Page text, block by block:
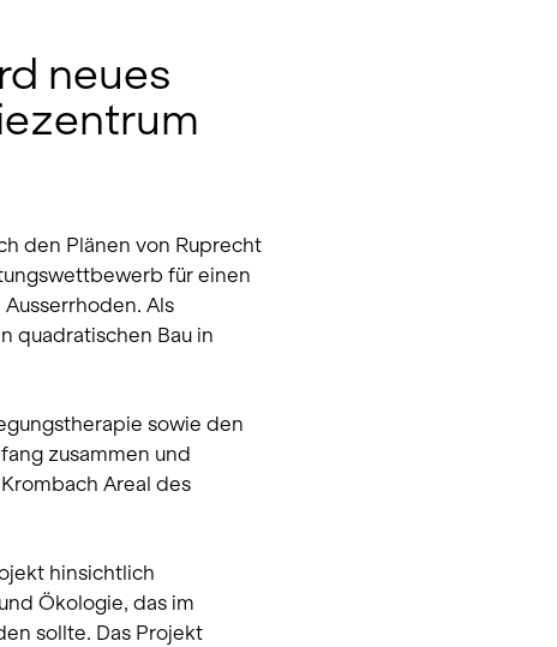
neues
den Plänen von Ruprecht
für einen
Als
quadratischen Bau in
sowie den
zusammen und
Areal des
hinsichtlich
Ökologie, das im
sollte. Das Projekt